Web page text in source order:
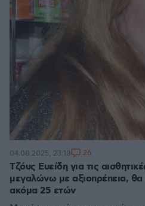
Τζόυς Ευείδη για τις
μεγαλώνω με αξιοπρέπεια, θα
ακόμα 25 ετών
04.08.2025, 23:18 26